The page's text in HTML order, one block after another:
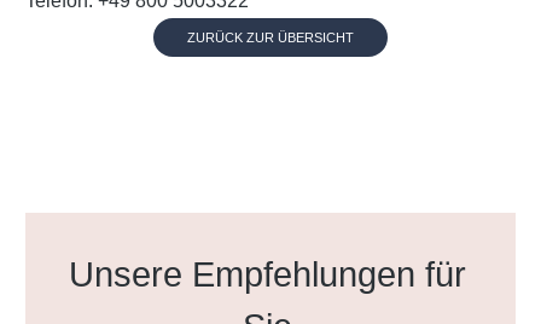
ZURÜCK ZUR ÜBERSICHT
Produktgalerie überspringen
Unsere Empfehlungen für